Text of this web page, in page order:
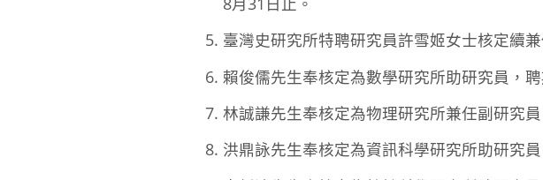
臺灣史研究所特聘研究員許雪姬女士核定續
賴俊儒先生奉核定為數學研究所助研究員，
林誠謙先生奉核定為物理研究所兼任副研究
洪鼎詠先生奉核定為資訊科學研究所助研究